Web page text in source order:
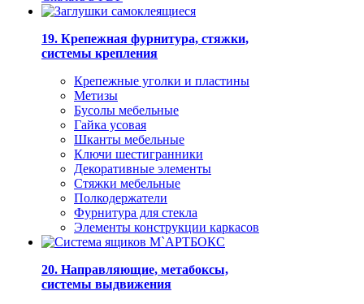
19. Крепежная фурнитура, стяжки,
системы крепления
Крепежные уголки и пластины
Метизы
Бусолы мебельные
Гайка усовая
Шканты мебельные
Ключи шестигранники
Декоративные элементы
Стяжки мебельные
Полкодержатели
Фурнитура для стекла
Элементы конструкции каркасов
20. Направляющие, метабоксы,
системы выдвижения